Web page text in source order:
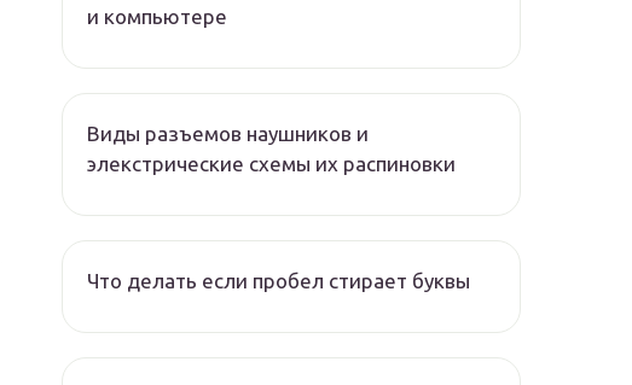
и компьютере
Виды разъемов наушников и
элекстрические схемы их распиновки
Что делать если пробел стирает буквы